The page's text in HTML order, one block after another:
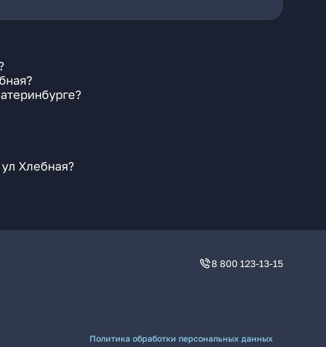
Хлебная?
8 800 123-13-15
Политика обработки персональных данных